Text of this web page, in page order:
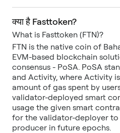
क्या है Fasttoken?
What is Fasttoken (FTN)?
FTN is the native coin of
EVM-based blockchain
consensus - PoSA. PoSA
and Activity, where Activity
amount of gas spent by
validator-deployed smart
usage the given smart
for the validator-deployer
producer in future epochs.